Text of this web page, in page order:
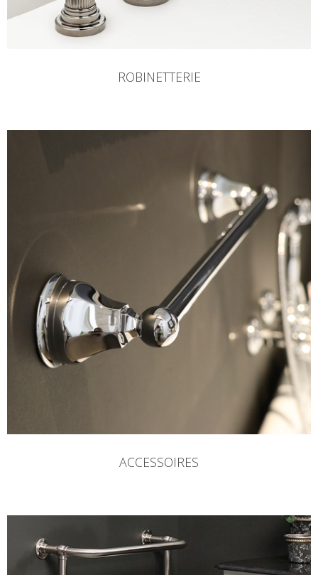
ROBINETTERIE
ACCESSOIRES